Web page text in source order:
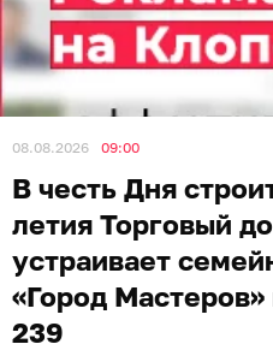
08.08.2026 09:00
В честь Дня
летия Торговый
устраивает
«Город Мастеров»
239